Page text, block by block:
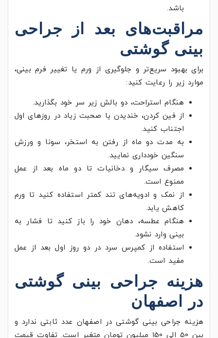
باشد.
مراقبت‌های بعد از جراحی
بینی گوشتی
برای بهبود سریع‌تر و جلوگیری از ورم یا تغییر فرم بینی،
موارد زیر را رعایت کنید:
هنگام استراحت، دو بالش زیر سر خود بگذارید.
از فین کردن، خندیدن یا صحبت زیاد در روزهای اول
اجتناب کنید.
به مدت دو ماه از رفتن به استخر، سونا و ورزش
سنگین خودداری نمایید.
مصرف سیگار و دخانیات تا دو ماه بعد از عمل
ممنوع است.
از نمک و ادویه‌های تند کمتر استفاده کنید تا ورم
کاهش یابد.
هنگام عطسه، دهان خود را باز کنید تا فشار به
بینی وارد نشود.
استفاده از کمپرس سرد در دو روز اول بعد از عمل
مفید است.
هزینه جراحی بینی گوشتی
در اصفهان
هزینه جراحی بینی گوشتی در اصفهان عدد ثابتی ندارد و
بین 50 الی 150 میلیون تومان متغیر است. تفاوت قیمت